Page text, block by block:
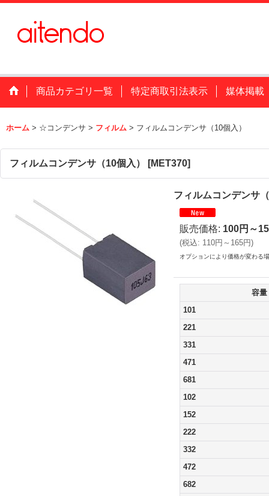
商品カテゴリ一覧 特定商取引法表示 媒体掲載
ホーム > ☆コンデンサ > フィルム > フィルムコンデンサ（10個入）
フィルムコンデンサ（10個入） [MET370]
フィルムコンデンサ
販売価格: 100円～
(税込: 110円～165円)
オプションにより価格が変わる
容量
101
221
331
471
681
102
152
222
332
472
682